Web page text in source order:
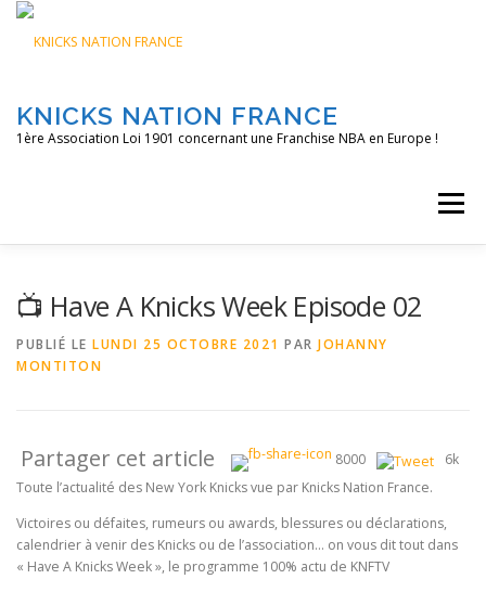
Aller
contenu
KNICKS NATION FRANCE
1ère Association Loi 1901 concernant une Franchise NBA en Europe !
Menu
PODCAST
📺 Have A Knicks Week Episode 02
PUBLIÉ LE LUNDI 25 OCTOBRE 2021 PAR JOHANNY
MONTITON
Partager cet article 8000
6k
Toute l’actualité des New York Knicks vue par Knicks Nation France.
Victoires ou défaites, rumeurs ou awards, blessures ou déclarations,
calendrier à venir des Knicks ou de l’association… on vous dit tout dans
« Have A Knicks Week », le programme 100% actu de KNFTV